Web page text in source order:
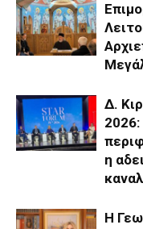
Δ.
2026:
η
Η